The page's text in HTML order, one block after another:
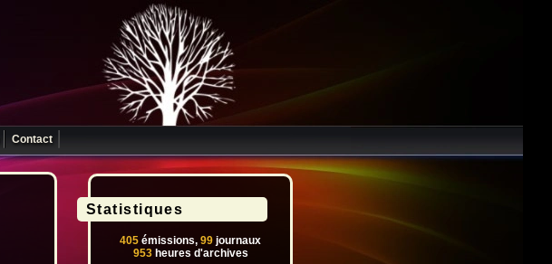
Contact
Statistiques
405 émissions, 99 journaux
953heures d'archives